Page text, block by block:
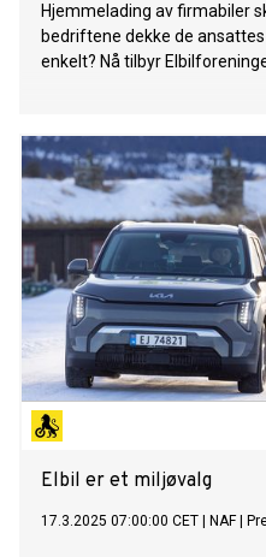
Hjemmelading av firmabiler
bedriftene dekke de
enkelt? Nå tilbyr
Elbil er et miljøvalg
17.3.2025 07:00:00 CET NAF|